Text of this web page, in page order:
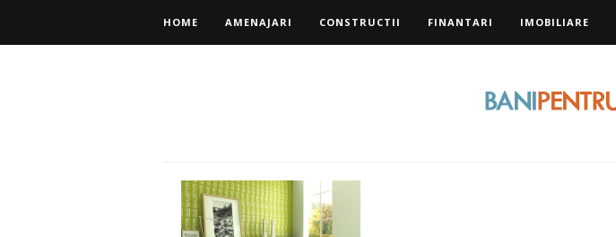
HOME AMENAJARI CONSTRUCTII FINANTARI IMOBILIARE